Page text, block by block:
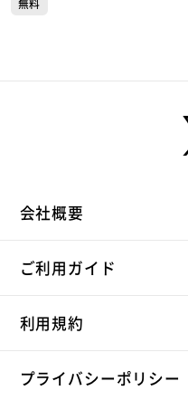
区本町）#504【topoぐる
無料
会社概要
ご利用ガイド
利用規約
プライバシーポリシー